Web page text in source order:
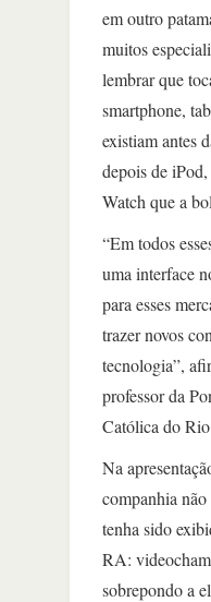
em outro
muitos
lembrar que
smartphone,
existiam antes
depois de
Watch que a
“Em todos
uma interface
para esses
trazer novos
tecnologia”,
professor da
Católica do
Na
companhia
tenha sido
RA:
sobrepondo a